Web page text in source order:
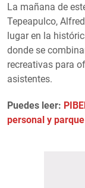
La mañana de
Tepeapulco,
lugar en la
donde se
recreativas para
asistentes.
Puedes leer:
personal y